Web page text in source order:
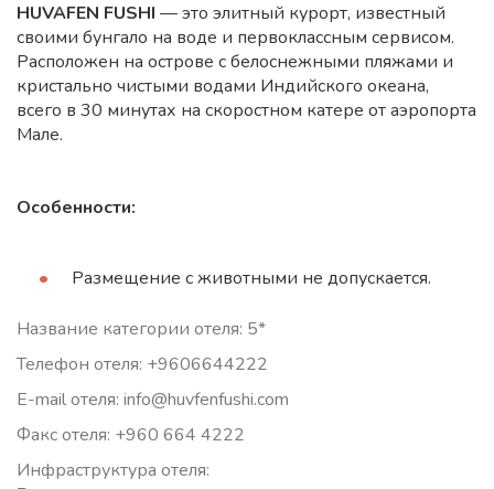
HUVAFEN FUSHI — это элитный курорт, известный
своими бунгало на воде и первоклассным сервисом.
Расположен на острове с белоснежными пляжами и
кристально чистыми водами Индийского океана,
всего в 30 минутах на скоростном катере от аэропорта
Мале.
Особенности:
Размещение с животными не допускается.
Название категории отеля: 5*
Телефон отеля: +9606644222
E-mail отеля: info@huvfenfushi.com
Факс отеля: +960 664 4222
Инфраструктура отеля: